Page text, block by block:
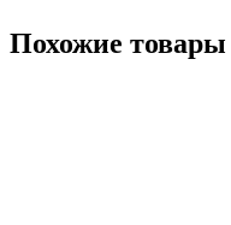
Похожие товары